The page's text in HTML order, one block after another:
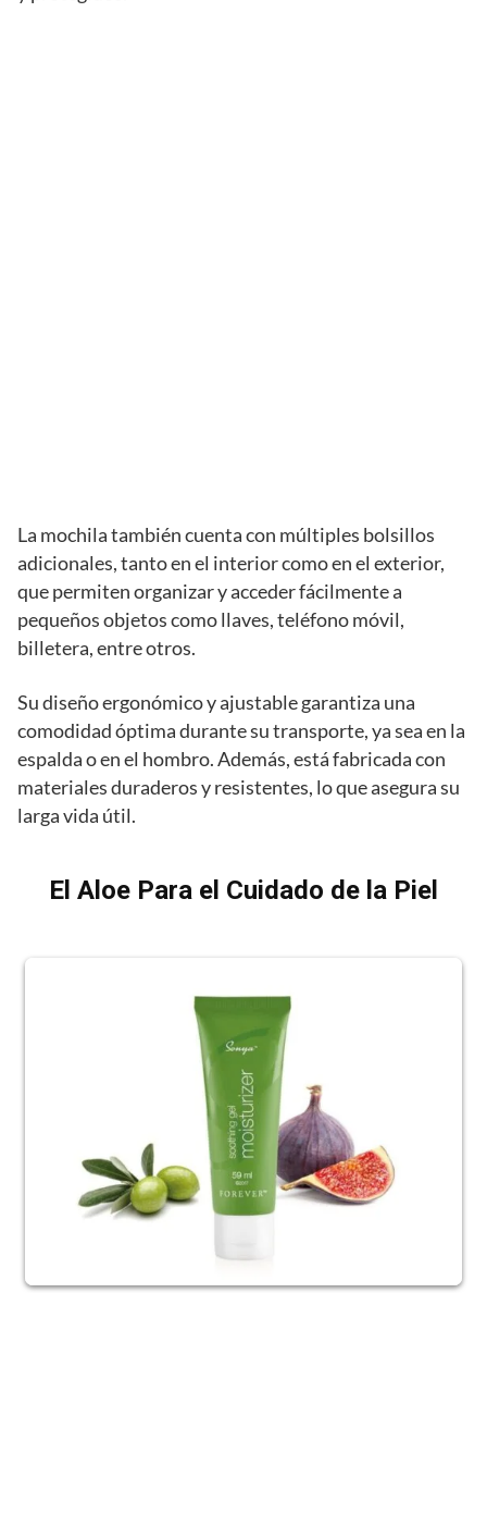
La mochila también cuenta con múltiples bolsillos
adicionales, tanto en el interior como en el exterior,
que permiten organizar y acceder fácilmente a
pequeños objetos como llaves, teléfono móvil,
billetera, entre otros.
Su diseño ergonómico y ajustable garantiza una
comodidad óptima durante su transporte, ya sea en la
espalda o en el hombro. Además, está fabricada con
materiales duraderos y resistentes, lo que asegura su
larga vida útil.
El Aloe Para el Cuidado de la Piel